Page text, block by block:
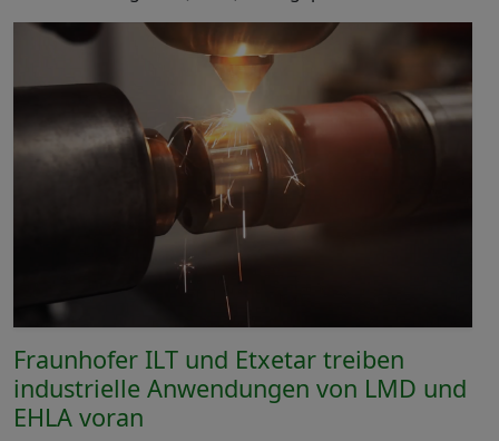
Fraunhofer ILT und Etxetar treiben
industrielle Anwendungen von LMD und
EHLA voran